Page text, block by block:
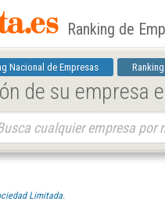
Ranking de
Nacional de Empresas
de su empresa
Limitada.